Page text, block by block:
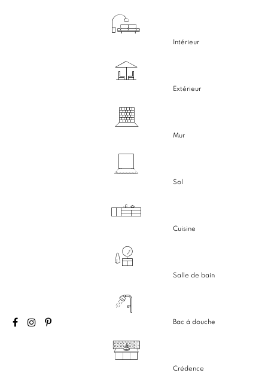
Intérieur
Extérieur
Mur
Sol
Cuisine
Salle de bain
Bac à douche
Crédence